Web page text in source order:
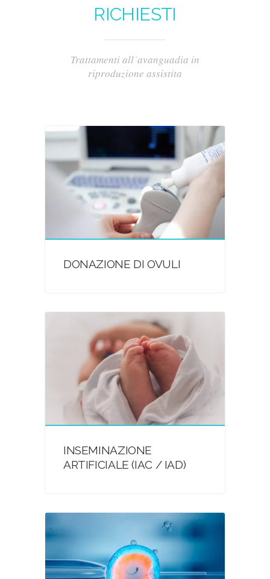
RICHIESTI
Trattamenti all´avanguadia in
riproduzione assistita
DONAZIONE DI OVULI
INSEMINAZIONE
ARTIFICIALE (IAC / IAD)